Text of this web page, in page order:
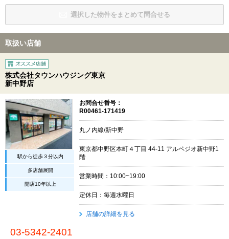
選択した物件をまとめて問合せる
取扱い店舗
株式会社タウンハウジング東京
新中野店
駅から徒歩３分以内
多店舗展開
開店10年以上
お問合せ番号：
R00461-171419
丸ノ内線/新中野
東京都中野区本町４丁目 44-11 アルペジオ新中野1
階
営業時間：10:00~19:00
定休日：毎週水曜日
店舗の詳細を見る
03-5342-2401